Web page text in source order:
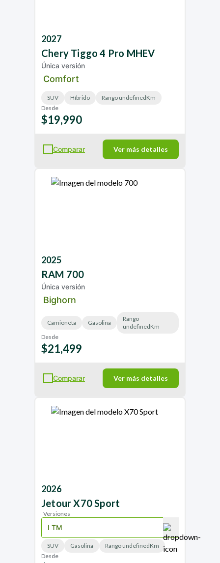
2027
Chery Tiggo 4 Pro MHEV
Única versión
Comfort
SUV Híbrido
Rango undefinedKm
Desde
$19,990
Comparar Ver más detalles
2025
RAM 700
Única versión
Bighorn
Camioneta Gasolina
Rango
undefinedKm
Desde
$21,499
Comparar Ver más detalles
2026
JetourX70 Sport
Versiones
SUV Gasolina
Rango undefinedKm
Desde